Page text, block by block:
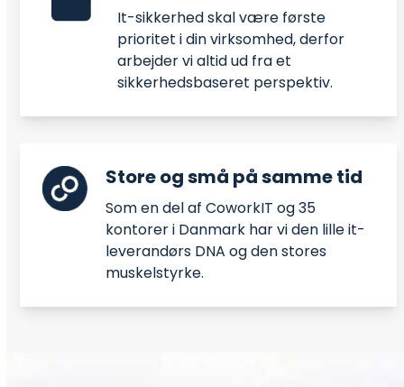
It-sikkerhed skal være første
prioritet i din virksomhed, derfor
arbejder vi altid ud fra et
sikkerhedsbaseret perspektiv.
Store og små på samme tid
Som en del af CoworkIT og 35
kontorer i Danmark har vi den lille it-
leverandørs DNA og den stores
muskelstyrke.